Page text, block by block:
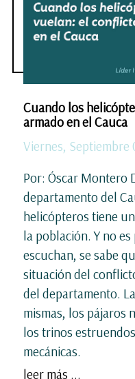
Cuando los
armado en el Cauca
Viernes, Septiembre
Por: Óscar Montero
departamento del
helicópteros tiene
la población. Y no
escuchan, se sabe
situación del
del departamento.
mismas, los pájaros
los trinos
mecánicas.
leer más ...